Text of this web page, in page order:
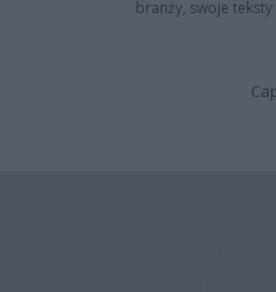
branży, swoje